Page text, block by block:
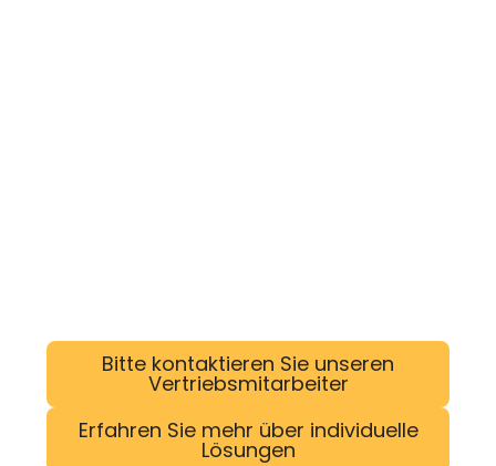
Bitte kontaktieren Sie unseren
Vertriebsmitarbeiter
Erfahren Sie mehr über individuelle
Lösungen